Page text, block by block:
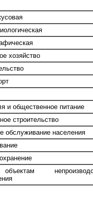
хозяйство
и общественное питание
строительство
обслуживание населения